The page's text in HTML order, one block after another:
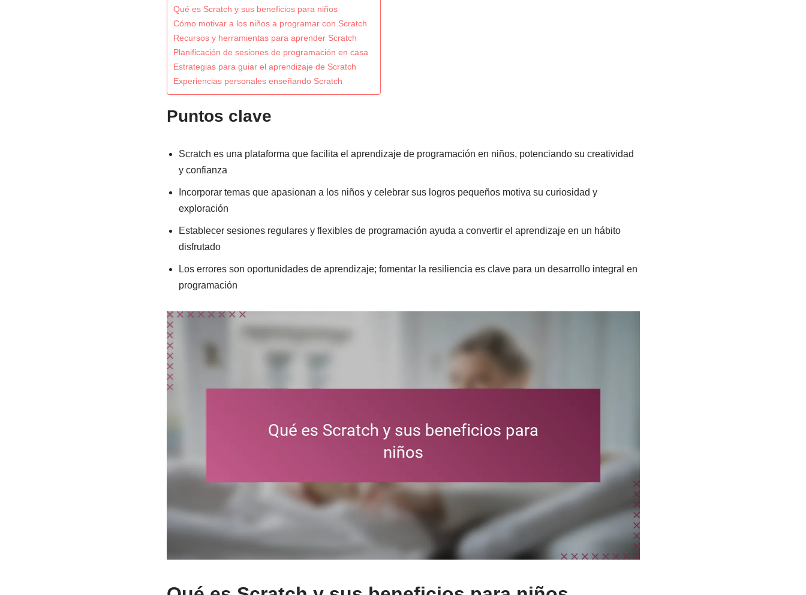
Qué es Scratch y sus beneficios para niños
Cómo motivar a los niños a programar con Scratch
Recursos y herramientas para aprender Scratch
Planificación de sesiones de programación en casa
Estrategias para guiar el aprendizaje de Scratch
Experiencias personales enseñando Scratch
Puntos clave
Scratch es una plataforma que facilita el aprendizaje de programación en niños, potenciando su creatividad
y confianza
Incorporar temas que apasionan a los niños y celebrar sus logros pequeños motiva su curiosidad y
exploración
Establecer sesiones regulares y flexibles de programación ayuda a convertir el aprendizaje en un hábito
disfrutado
Los errores son oportunidades de aprendizaje; fomentar la resiliencia es clave para un desarrollo integral en
programación